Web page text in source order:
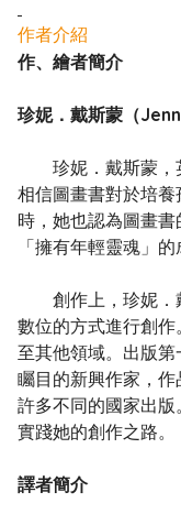
作者介紹
作、繪者簡介
珍妮．戴斯蒙（
珍妮．戴斯蒙，
相信圖畫書對於培
時，她也認為圖畫
「擁有年輕靈魂」
創作上，珍妮．
數位的方式進行創
至其他領域。出版
矚目的新興作家，
許多不同的國家出
實踐她的創作之路。
譯者簡介